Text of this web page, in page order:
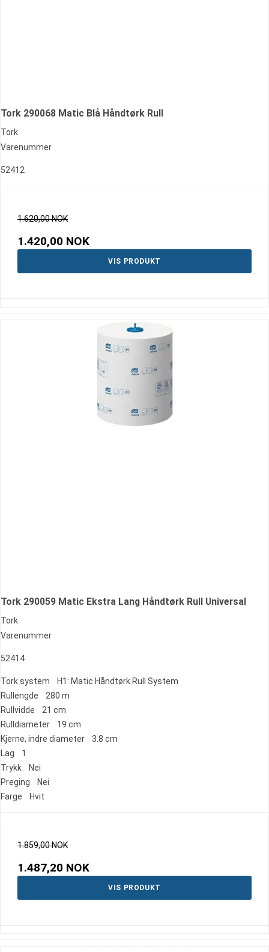
Tork 290068 Matic Blå Håndtørk Rull
Tork
Varenummer
52412
1.620,00 NOK
1.420,00 NOK
VIS PRODUKT
Tork 290059 Matic Ekstra Lang Håndtørk Rull Universal
Tork
Varenummer
52414
Tork system H1: Matic Håndtørk Rull System
Rullengde 280 m
Rullvidde 21 cm
Rulldiameter 19 cm
Kjerne, indre diameter 3.8 cm
Lag 1
Trykk Nei
Preging Nei
Farge Hvit
1.859,00 NOK
1.487,20 NOK
VIS PRODUKT